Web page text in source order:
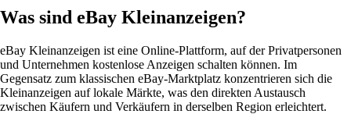
Was sind eBay Kleinanzeigen?
eBay Kleinanzeigen ist eine Online-Plattform, auf der Privatpersonen
und Unternehmen kostenlose Anzeigen schalten können. Im
Gegensatz zum klassischen eBay-Marktplatz konzentrieren sich die
Kleinanzeigen auf lokale Märkte, was den direkten Austausch
zwischen Käufern und Verkäufern in derselben Region erleichtert.